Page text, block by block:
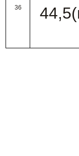
36